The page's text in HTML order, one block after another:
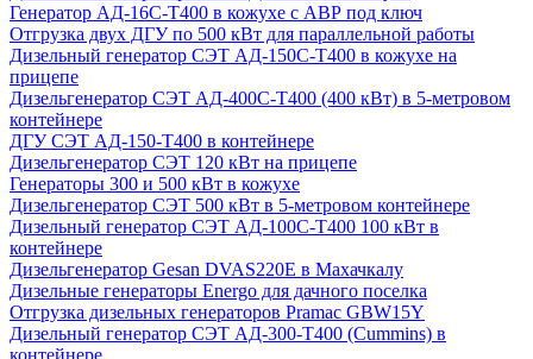
Генератор АД-16С-Т400 в кожухе с АВР под ключ
Отгрузка двух ДГУ по 500 кВт для параллельной работы
Дизельный генератор СЭТ АД-150С-Т400 в кожухе на
прицепе
Дизельгенератор СЭТ АД-400С-Т400 (400 кВт) в 5-метровом
контейнере
ДГУ СЭТ АД-150-Т400 в контейнере
Дизельгенератор СЭТ 120 кВт на прицепе
Генераторы 300 и 500 кВт в кожухе
Дизельгенератор СЭТ 500 кВт в 5-метровом контейнере
Дизельный генератор СЭТ АД-100С-Т400 100 кВт в
контейнере
Дизельгенератор Gesan DVAS220E в Махачкалу
Дизельные генераторы Energo для дачного поселка
Отгрузка дизельных генераторов Pramac GВW15Y
Дизельный генератор СЭТ АД-300-Т400 (Cummins) в
контейнере